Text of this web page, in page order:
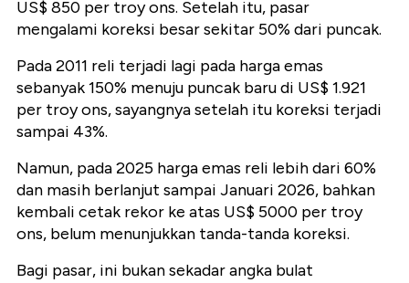
US$ 850 per troy ons. Setelah itu, pasar
mengalami koreksi besar sekitar 50% dari puncak.
Pada 2011 reli terjadi lagi pada harga emas
sebanyak 150% menuju puncak baru di US$ 1.921
per troy ons, sayangnya setelah itu koreksi terjadi
sampai 43%.
Namun, pada 2025 harga emas reli lebih dari 60%
dan masih berlanjut sampai Januari 2026, bahkan
kembali cetak rekor ke atas US$ 5000 per troy
ons, belum menunjukkan tanda-tanda koreksi.
Bagi pasar, ini bukan sekadar angka bulat